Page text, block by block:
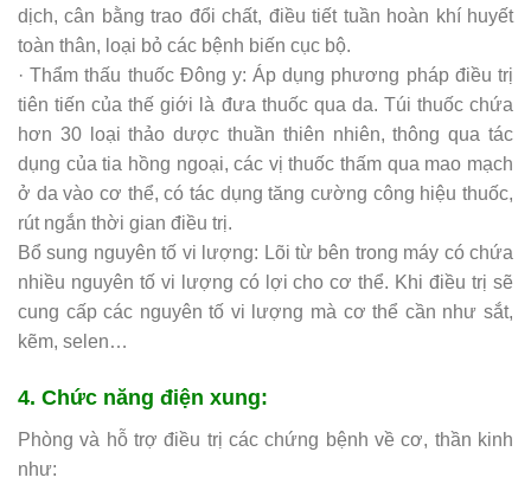
dịch, cân bằng trao đổi chất, điều tiết tuần hoàn khí huyết
toàn thân, loại bỏ các bệnh biến cục bộ.
· Thẩm thấu thuốc Đông y: Áp dụng phương pháp điều trị
tiên tiến của thế giới là đưa thuốc qua da. Túi thuốc chứa
hơn 30 loại thảo dược thuần thiên nhiên, thông qua tác
dụng của tia hồng ngoại, các vị thuốc thấm qua mao mạch
ở da vào cơ thể, có tác dụng tăng cường công hiệu thuốc,
rút ngắn thời gian điều trị.
Bổ sung nguyên tố vi lượng: Lõi từ bên trong máy có chứa
nhiều nguyên tố vi lượng có lợi cho cơ thể. Khi điều trị sẽ
cung cấp các nguyên tố vi lượng mà cơ thể cần như sắt,
kẽm, selen…
4. Chức năng điện xung:
Phòng và hỗ trợ điều trị các chứng bệnh về cơ, thần kinh
như: